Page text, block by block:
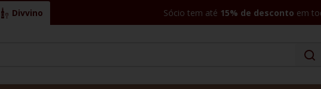
Divvino Sócio tem até 15% de desconto em